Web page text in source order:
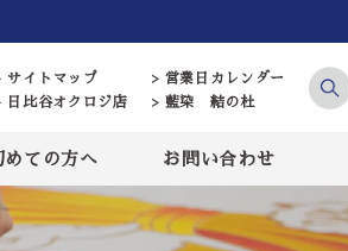
サイトマップ
> 営業日カレンダー
日比谷オクロジ店
> 藍染 結の杜
めての方へ お問い合わせ